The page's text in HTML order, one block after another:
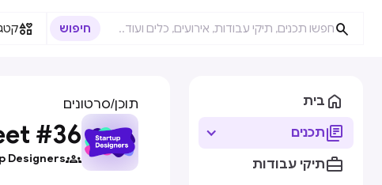


 בית
תכנים
תיקי עבודות
תוכן/סרטונים
#36

Designers